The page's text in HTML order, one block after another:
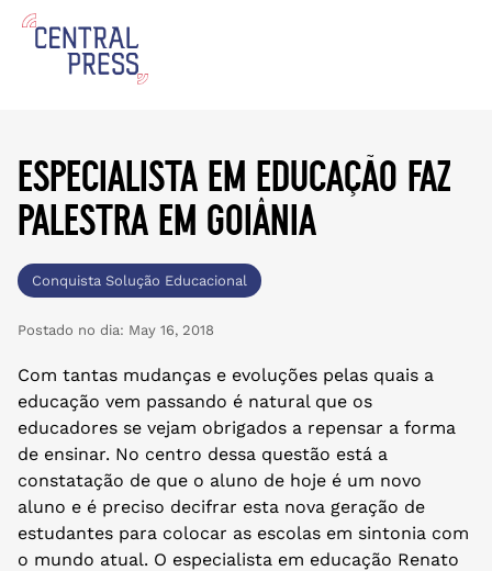
especialista em educação faz
palestra em goiânia
Conquista Solução Educacional
Postado no dia: May 16, 2018
Com tantas mudanças e evoluções pelas quais a
educação vem passando é natural que os
educadores se vejam obrigados a repensar a forma
de ensinar. No centro dessa questão está a
constatação de que o aluno de hoje é um novo
aluno e é preciso decifrar esta nova geração de
estudantes para colocar as escolas em sintonia com
o mundo atual. O especialista em educação Renato